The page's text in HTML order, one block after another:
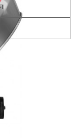
600 -
70
от
из
и